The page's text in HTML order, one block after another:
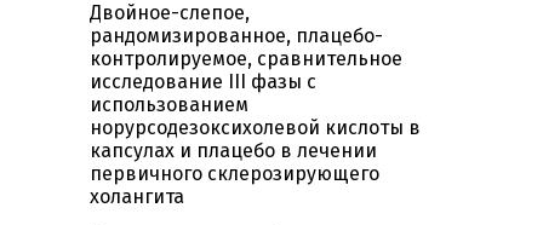
Двойное-слепое,
рандомизированное, плацебо-
контролируемое, сравнительное
исследование III фазы с
использованием
норурсодезоксихолевой кислоты в
капсулах и плацебо в лечении
первичного склерозирующего
холангита